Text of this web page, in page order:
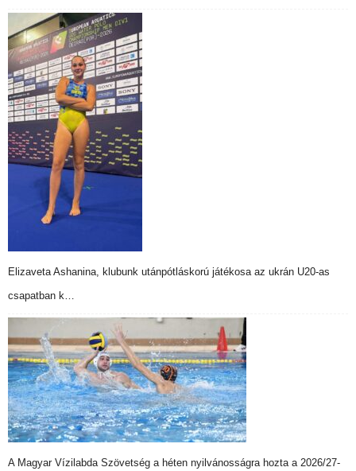
Elizaveta Ashanina, klubunk utánpótláskorú játékosa az ukrán U20-as
csapatban k…
A Magyar Vízilabda Szövetség a héten nyilvánosságra hozta a 2026/27-